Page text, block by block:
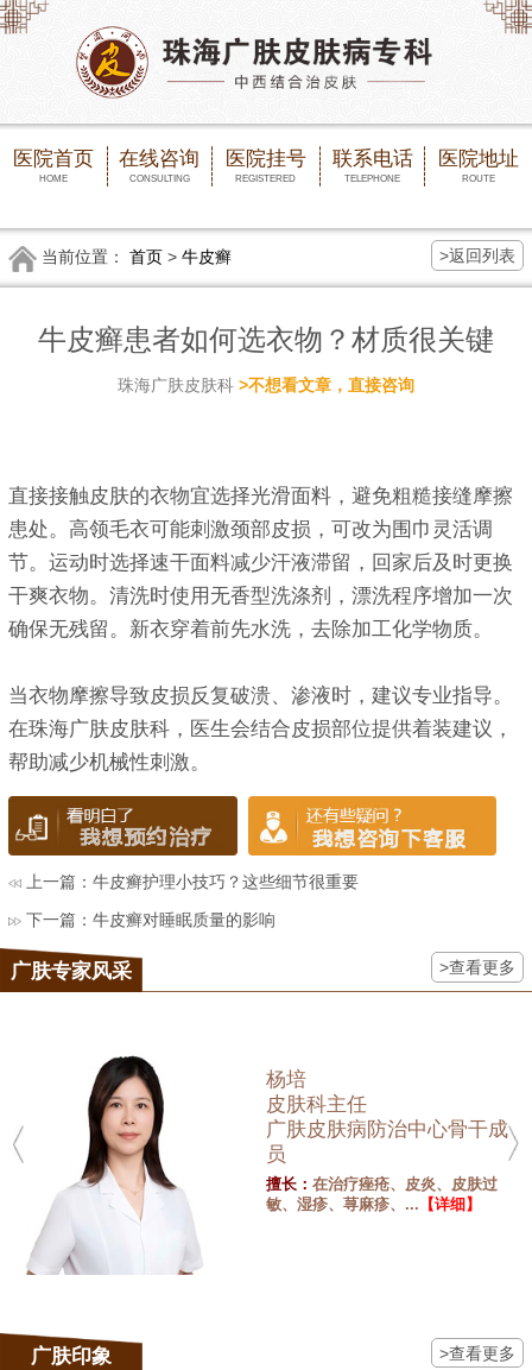
医院首页
HOME
在线咨询
CONSULTING
医院挂号
REGISTERED
联系电话
TELEPHONE
医院地址
ROUTE
当前位置： 首页> 牛皮癣 >返回列表
牛皮癣患者如何选衣物？材质很关键
珠海广肤皮肤科 >不想看文章，直接咨询
直接接触皮肤的衣物宜选择光滑面料，避免粗糙接缝摩擦
患处。高领毛衣可能刺激颈部皮损，可改为围巾灵活调
节。运动时选择速干面料减少汗液滞留，回家后及时更换
干爽衣物。清洗时使用无香型洗涤剂，漂洗程序增加一次
确保无残留。新衣穿着前先水洗，去除加工化学物质。
当衣物摩擦导致皮损反复破溃、渗液时，建议专业指导。
在珠海广肤皮肤科，医生会结合皮损部位提供着装建议，
帮助减少机械性刺激。
上一篇：牛皮癣护理小技巧？这些细节很重要
下一篇：牛皮癣对睡眠质量的影响
广肤专家风采 >查看更多
杨培
皮肤科主任
广肤皮肤病防治中心骨干成
员
擅长：在治疗痤疮、皮炎、皮肤过
敏、湿疹、荨麻疹、... 【详细】
广肤印象 >查看更多